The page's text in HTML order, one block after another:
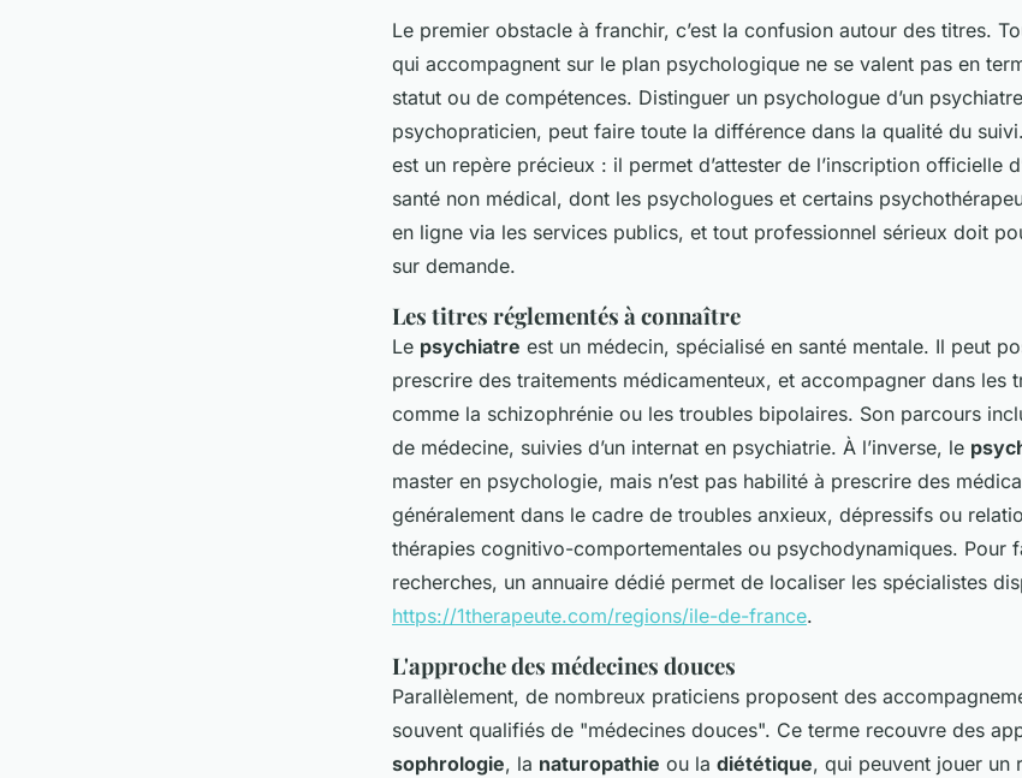
Le premier obstacle à franchir, c’est la confusion autour des titres.
qui accompagnent sur le plan psychologique ne se valent pas en
statut ou de compétences. Distinguer un psychologue d’un
psychopraticien, peut faire toute la différence dans la qualité du
est un repère précieux : il permet d’attester de l’inscription officielle
santé non médical, dont les psychologues et certains
en ligne via les services publics, et tout professionnel sérieux doit
sur demande.
Les titres réglementés à connaître
Le psychiatre est un médecin, spécialisé en santé mentale. Il peut
prescrire des traitements médicamenteux, et accompagner dans les
comme la schizophrénie ou les troubles bipolaires. Son parcours
de médecine, suivies d’un internat en psychiatrie. À l’inverse, le
master en psychologie, mais n’est pas habilité à prescrire des
généralement dans le cadre de troubles anxieux, dépressifs ou
thérapies cognitivo-comportementales ou psychodynamiques. Pour
recherches, un annuaire dédié permet de localiser les spécialistes
https://1therapeute.com/regions/ile-de-france.
L'approche des médecines douces
Parallèlement, de nombreux praticiens proposent des
souvent qualifiés de "médecines douces". Ce terme recouvre des
sophrologie, la naturopathie ou la diététique, qui peuvent jouer un